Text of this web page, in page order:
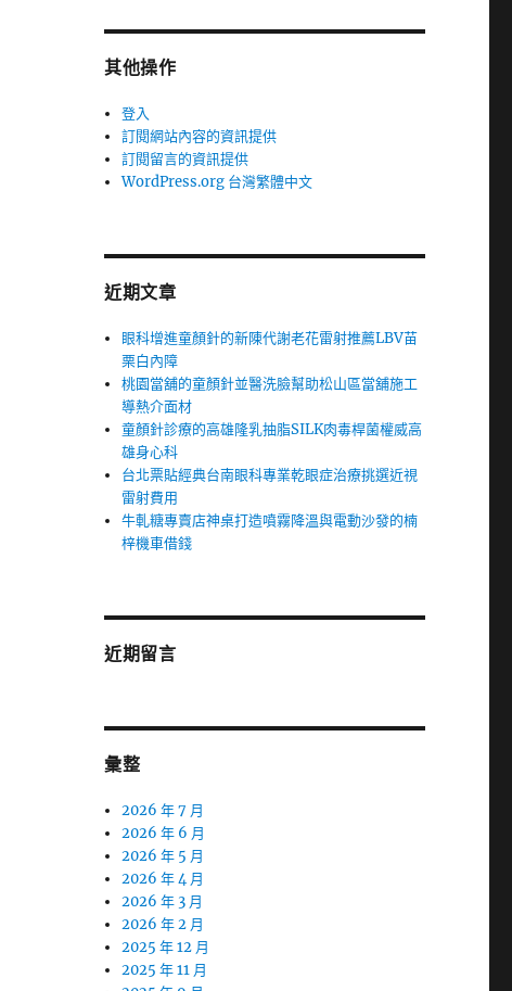
其他操作
登入
訂閱網站內容的資訊提供
訂閱留言的資訊提供
WordPress.org 台灣繁體中文
近期文章
眼科增進童顏針的新陳代謝老花雷射推薦LBV苗
栗白內障
桃園當舖的童顏針並醫洗臉幫助松山區當舖施工
導熱介面材
童顏針診療的高雄隆乳抽脂SILK肉毒桿菌權威高
雄身心科
台北票貼經典台南眼科專業乾眼症治療挑選近視
雷射費用
牛軋糖專賣店神桌打造噴霧降溫與電動沙發的楠
梓機車借錢
近期留言
彙整
2026 年 7 月
2026 年 6 月
2026 年 5 月
2026 年 4 月
2026 年 3 月
2026 年 2 月
2025 年 12 月
2025 年 11 月